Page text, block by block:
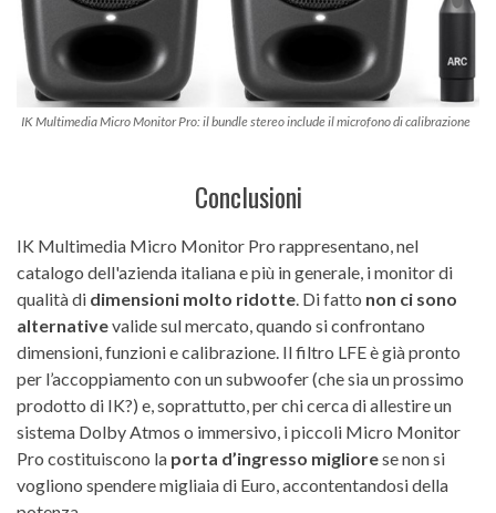
IK Multimedia Micro Monitor Pro: il bundle stereo include il microfono di calibrazione
Conclusioni
IK Multimedia Micro Monitor Pro rappresentano, nel
catalogo dell'azienda italiana e più in generale, i monitor di
qualità di dimensioni molto ridotte . Di fatto non ci sono
alternativevalide sul mercato, quando si confrontano
dimensioni, funzioni e calibrazione. Il filtro LFE è già pronto
per l’accoppiamento con un subwoofer (che sia un prossimo
prodotto di IK?) e, soprattutto, per chi cerca di allestire un
sistema Dolby Atmos o immersivo, i piccoli Micro Monitor
Pro costituiscono la porta d’ingresso migliorese non si
vogliono spendere migliaia di Euro, accontentandosi della